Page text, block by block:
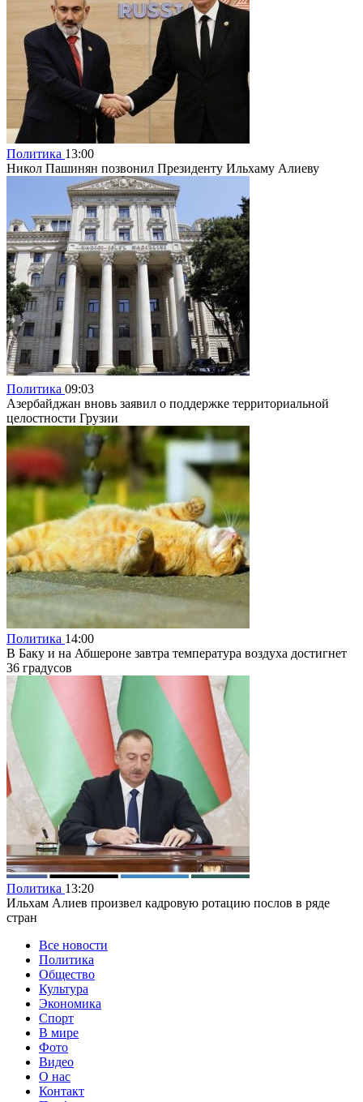
Политика 13:00
Никол Пашинян позвонил Президенту Ильхаму Алиеву
Политика 09:03
Азербайджан вновь заявил о поддержке территориальной
целостности Грузии
Политика 14:00
В Баку и на Абшероне завтра температура воздуха достигнет
36 градусов
Политика 13:20
Ильхам Алиев произвел кадровую ротацию послов в ряде
стран
Все новости
Политика
Общество
Культура
Экономика
Спорт
В мире
Фото
Видео
О нас
Контакт